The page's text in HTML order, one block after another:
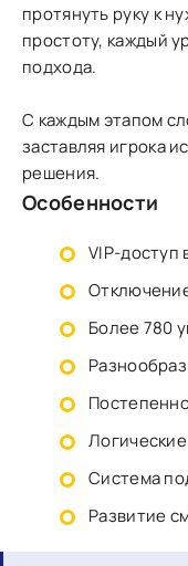
протянуть руку к
простоту, каждый
подхода.
С каждым этапом
заставляя игрока
решения.
Особенности
VIP-доступ
Более 780
Система
Развитие